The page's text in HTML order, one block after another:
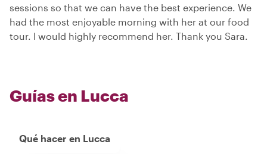
sessions so that we can have the best experience. We
had the most enjoyable morning with her at our food
tour. I would highly recommend her. Thank you Sara.
Guías en Lucca
Qué hacer en Lucca